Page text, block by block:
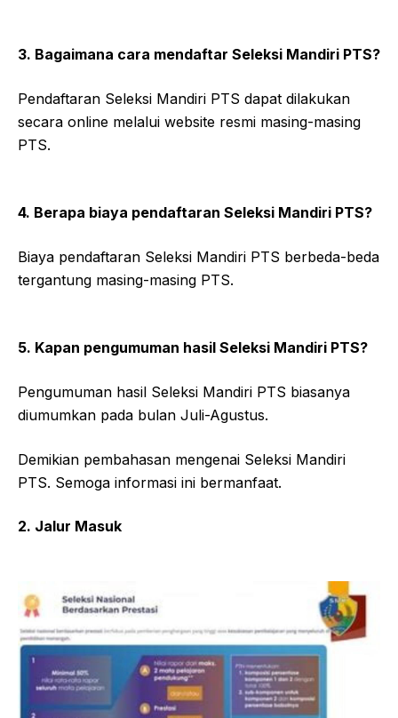
3. Bagaimana cara mendaftar Seleksi Mandiri PTS?
Pendaftaran Seleksi Mandiri PTS dapat dilakukan
secara online melalui website resmi masing-masing
PTS.
4. Berapa biaya pendaftaran Seleksi Mandiri PTS?
Biaya pendaftaran Seleksi Mandiri PTS berbeda-beda
tergantung masing-masing PTS.
5. Kapan pengumuman hasil Seleksi Mandiri PTS?
Pengumuman hasil Seleksi Mandiri PTS biasanya
diumumkan pada bulan Juli-Agustus.
Demikian pembahasan mengenai Seleksi Mandiri
PTS. Semoga informasi ini bermanfaat.
2. Jalur Masuk